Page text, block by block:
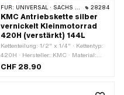
FÜR: UNIVERSAL · SACHS · KREIDLER 28284
KMC Antriebskette silber
vernickelt Kleinmotorrad
420H (verstärkt) 144L
Kettenteilung: 1/2" x 1/4" · Kettentyp:
420H · Hersteller: KMC · Material:
Stahl · Oberfläche: vernickelt · Farbe:
Kettenschloss-Art: Federverschluss
CHF 28.90